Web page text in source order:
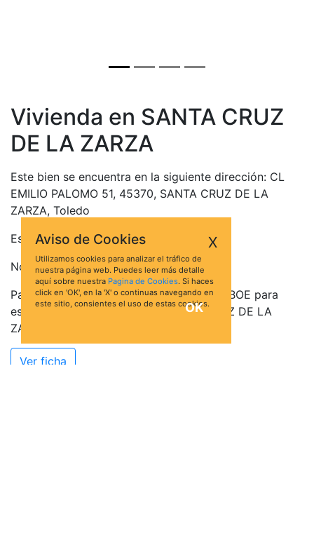
Aviso de Cookies X
Utilizamos cookies para analizar el tráfico de
nuestra página web. Puedes leer más detalle
aquí sobre nuestra Pagina de Cookies. Si haces
click en 'OK', en la 'X' o continuas navegando en
este sitio, consientes el uso de estas cookies.
OK
Vivienda en SANTA CRUZ
DE LA ZARZA
Este bien se encuentra en la siguiente dirección: CL
EMILIO PALOMO 51, 45370, SANTA CRUZ DE LA
ZARZA, Toledo
Está valorado en 38.014,60 €
No hay pujas para esta subasta.
Para acceder a la información oficial del BOE para
esta subasta de Vivienda en SANTA CRUZ DE LA
ZARZA, haz click en el botón Ver Ficha:
Ver ficha